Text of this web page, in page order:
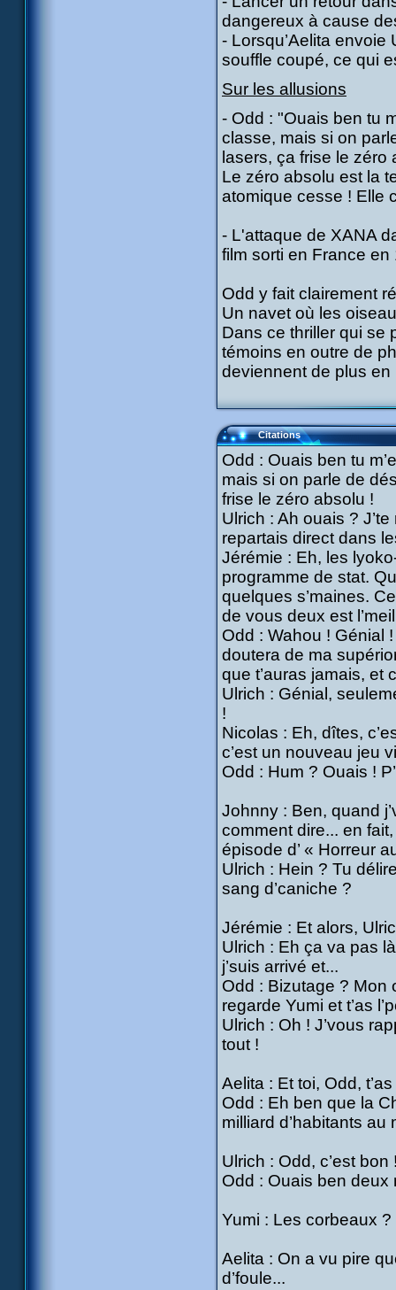
dangereux à cause
- Lorsqu’Aelita
souffle coupé, ce qui
Sur les allusions
- Odd : "Ouais ben tu
classe, mais si on
lasers, ça frise le zéro
Le zéro absolu est la
atomique cesse ! Elle
- L'attaque de XANA
film sorti en France
Odd y fait clairement
Un navet où les
Dans ce thriller qui se
témoins en outre de
deviennent de plus en
Citations
Odd : Ouais ben tu
mais si on parle de
frise le zéro absolu !
Ulrich : Ah ouais ?
repartais direct dans
Jérémie : Eh, les
programme de stat.
quelques s’maines.
de vous deux est
Odd : Wahou ! Génial
doutera de ma
que t’auras jamais, et
Ulrich : Génial,
!
Nicolas : Eh, dîtes,
c’est un nouveau jeu
Odd : Hum ? Ouais !
Johnny : Ben, quand
comment dire... en fait,
épisode d’ « Horreur
Ulrich : Hein ? Tu
sang d’caniche ?
Jérémie : Et alors,
Ulrich : Eh ça va pas
j’suis arrivé et...
Odd : Bizutage ? Mon
regarde Yumi et t’as
Ulrich : Oh ! J’vous
tout !
Aelita : Et toi, Odd,
Odd : Eh ben que la
milliard d’habitants au
Ulrich : Odd, c’est
Odd : Ouais ben deux
Yumi : Les corbeaux ?
Aelita : On a vu pire
d’foule...